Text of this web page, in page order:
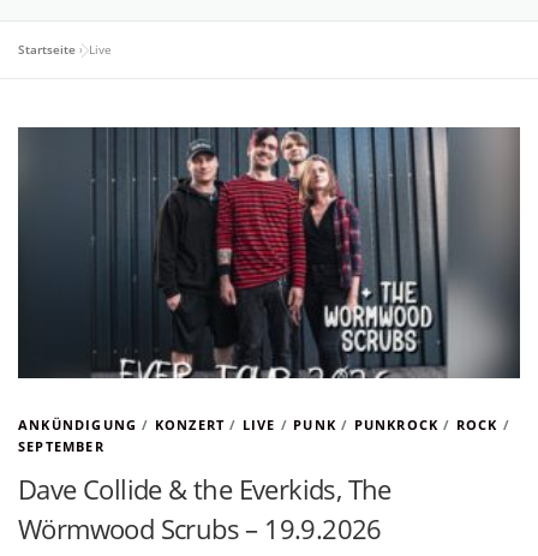
Startseite »Live
ANKÜNDIGUNG / KONZERT / LIVE / PUNK / PUNKROCK / ROCK /
SEPTEMBER
Dave Collide & the Everkids, The
Wörmwood Scrubs – 19.9.2026